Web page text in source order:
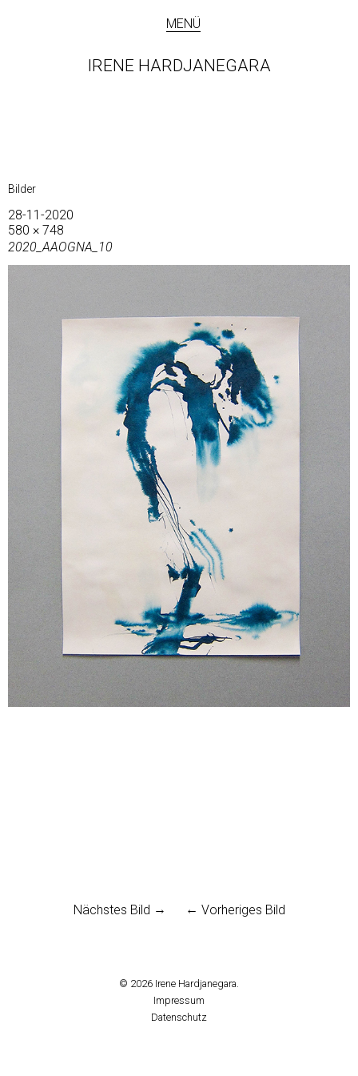
MENÜ
IRENE HARDJANEGARA
Bilder
28-11-2020
580 × 748
2020_AAOGNA_10
Nächstes Bild Vorheriges Bild
© 2026 Irene Hardjanegara.
Impressum
Datenschutz